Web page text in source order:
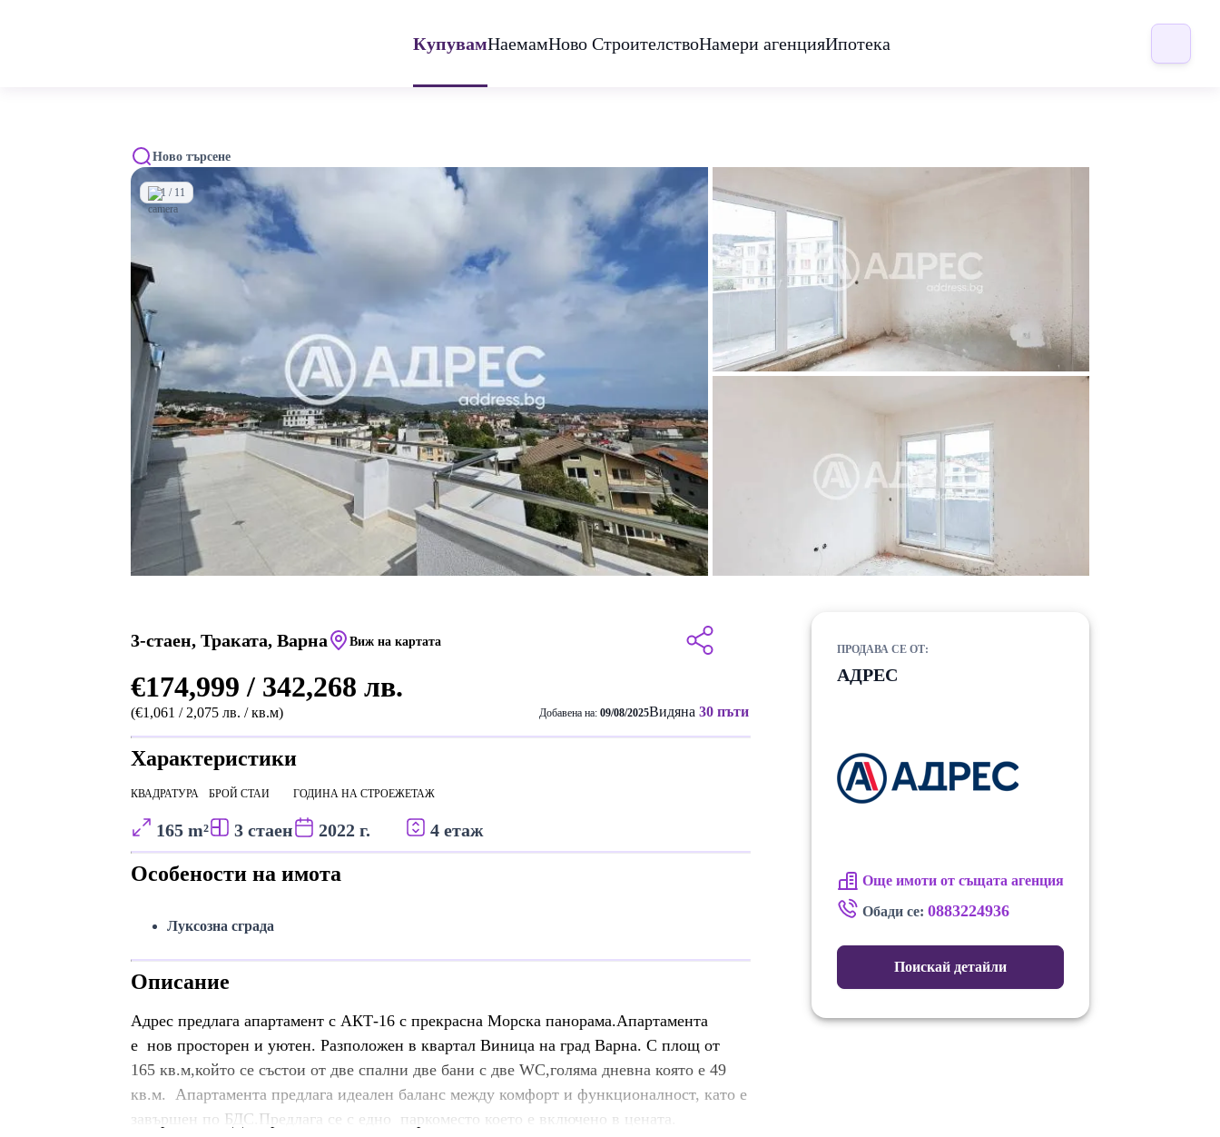
КупувамНаемамНово СтроителствоНамери агенцияИпотека
Ново търсене
1 / 11
3-стаен, Траката, Варна Виж на картата
€174,999 / 342,268 лв.
(€1,061 / 2,075 лв. / кв.м) Добавена на: 09/08/2025Видяна 30 пъти
Характеристики
КВАДРАТУРА
165 m²
БРОЙ СТАИ
3 стаен
ГОДИНА НА СТРОЕЖ
2022 г.
ЕТАЖ
4 етаж
Особености на имота
Луксозна сграда
Описание
Адрес предлага апартамент с АКТ-16 с прекрасна Морска панорама.Апартамента
е нов просторен и уютен. Разположен в квартал Виница на град Варна. С площ от
165 кв.м,който се състои от две спални две бани с две WC,голяма дневна която е 49
кв.м. Апартамента предлага идеален баланс между комфорт и функционалност, като е
завършен по БДС.Предлага се с едно паркоместо което е включено в цената.
ПРОДАВА СЕ ОТ:
АДРЕС
Още имоти от същата агенция
Обади се: 0883224936
Поискай детайли